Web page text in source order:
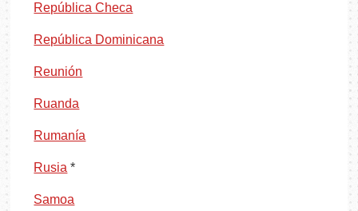
República Checa
República Dominicana
Reunión
Ruanda
Rumanía
Rusia *
Samoa